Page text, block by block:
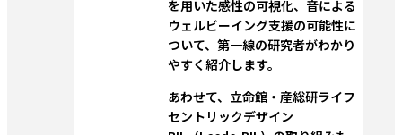
を用いた感性の可視化、音による
ウェルビーイング支援の可能性に
ついて、第一線の研究者がわかり
やすく紹介します。
あわせて、立命館・産総研ライフ
セントリックデザイン